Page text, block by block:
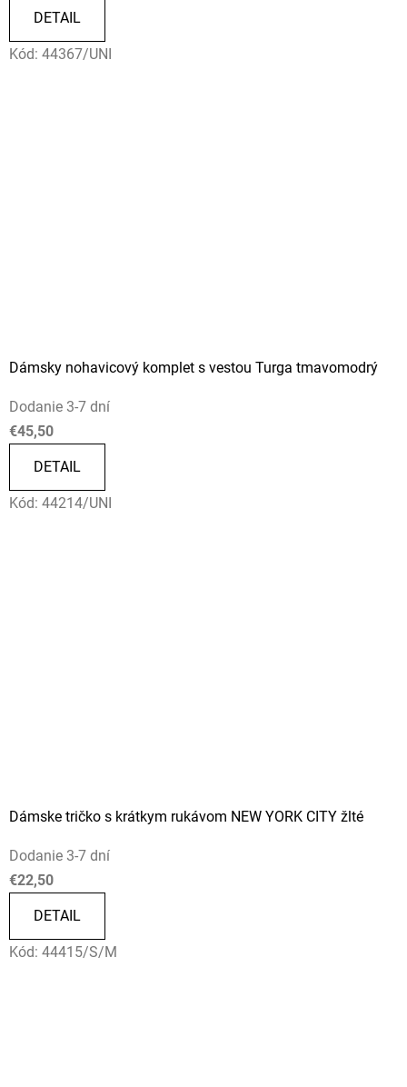
DETAIL
Kód: 44367/UNI
Dámsky nohavicový komplet s vestou Turga tmavomodrý
Dodanie 3-7 dní
€45,50
DETAIL
Kód: 44214/UNI
Dámske tričko s krátkym rukávom NEW YORK CITY žlté
Dodanie 3-7 dní
€22,50
DETAIL
Kód: 44415/S/M